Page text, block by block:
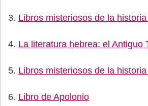
Libros misteriosos de la historia
La literatura hebrea: el Antiguo
Libros misteriosos de la historia
Libro de Apolonio